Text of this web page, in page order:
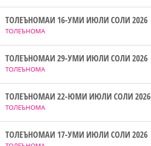
ТОЛЕЪНОМА
ТОЛЕЪНОМАИ 16-УМИ ИЮЛИ СОЛИ 2026
ТОЛЕЪНОМА
ТОЛЕЪНОМАИ 29-УМИ ИЮЛИ СОЛИ 2026
ТОЛЕЪНОМА
ТОЛЕЪНОМАИ 22-ЮМИ ИЮЛИ СОЛИ 2026
ТОЛЕЪНОМАИ 17-УМИ ИЮЛИ СОЛИ 2026